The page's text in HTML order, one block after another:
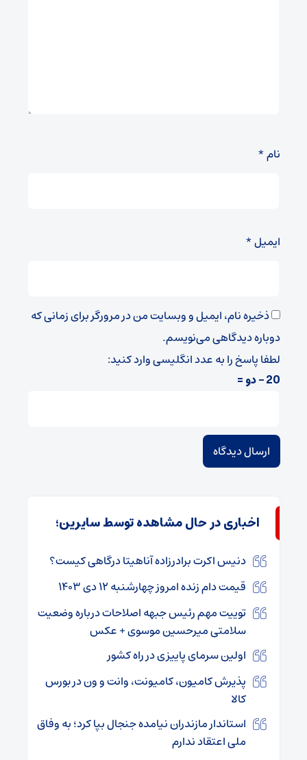
نام*
ایمیل*
ذخیره نام، ایمیل و وبسایت من در مرورگر برای زمانی که
دوباره دیدگاهی می‌نویسم.
لطفا پاسخ را به عدد انگلیسی وارد کنید:
20 − دو =
اخباری در حال مشاهده توسط سایرین؛
دنیس اکرت برادرزاده آناهیتا درگاهی کیست؟
قیمت دام زنده امروز چهارشنبه ۱۲ دی ۱۴۰۳
توییت مهم رئیس جبهه اصلاحات درباره وضعیت
سلامتی میرحسین موسوی + عکس
اولین سرمای پاییزی در راه کشور
پذیرش کامیون، کامیونت، وانت و ون در بورس
کالا
استاندار مازندران نیامده جنجال بپا کرد؛ به وفاق
ملی اعتقاد ندارم